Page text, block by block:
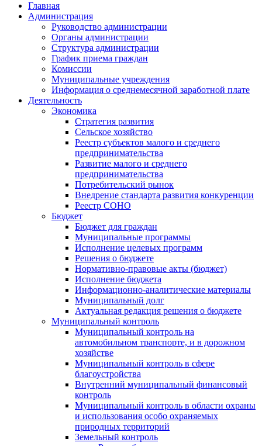
Главная
Администрация
Руководство администрации
Органы администрации
Структура администрации
График приема граждан
Комиссии
Муниципальные учреждения
Информация о среднемесячной заработной плате
Деятельность
Экономика
Стратегия развития
Сельское хозяйство
Реестр субъектов малого и среднего
предпринимательства
Развитие малого и среднего
предпринимательства
Потребительский рынок
Внедрение стандарта развития конкуренции
Реестр СОНО
Бюджет
Бюджет для граждан
Муниципальные программы
Исполнение целевых программ
Решения о бюджете
Нормативно-правовые акты (бюджет)
Исполнение бюджета
Информационно-аналитические материалы
Муниципальный долг
Актуальная редакция решения о бюджете
Муниципальный контроль
Муниципальный контроль на
автомобильном транспорте, и в дорожном
хозяйстве
Муниципальный контроль в сфере
благоустройства
Внутренний муниципальный финансовый
контроль
Муниципальный контроль в области охраны
и использования особо охраняемых
природных территорий
Земельный контроль